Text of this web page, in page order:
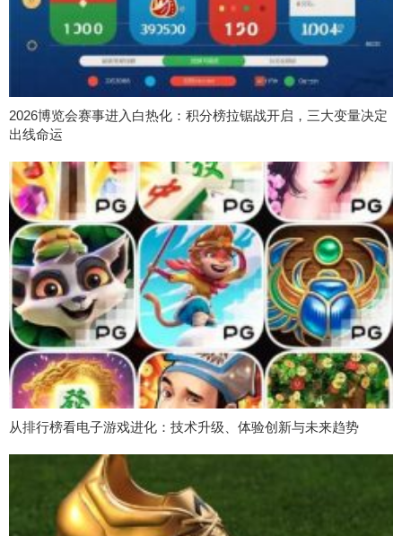
2026博览会赛事进入白热化：积分榜拉锯战开启，三大变量决定
出线命运
从排行榜看电子游戏进化：技术升级、体验创新与未来趋势